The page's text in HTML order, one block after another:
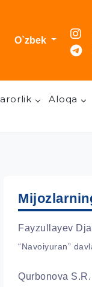
O`zbek
Aloqa
Fayzullayev
“Navoiyuran”
Qurbonova S.R.